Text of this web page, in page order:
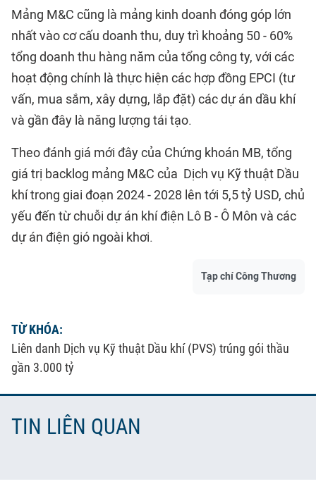
Mảng M&C cũng là mảng kinh doanh đóng góp lớn
nhất vào cơ cấu doanh thu, duy trì khoảng 50 - 60%
tổng doanh thu hàng năm của tổng công ty, với các
hoạt động chính là thực hiện các hợp đồng EPCI (tư
vấn, mua sắm, xây dựng, lắp đặt) các dự án dầu khí
và gần đây là năng lượng tái tạo.
Theo đánh giá mới đây của Chứng khoán MB, tổng
giá trị backlog mảng M&C của Dịch vụ Kỹ thuật Dầu
khí trong giai đoạn 2024 - 2028 lên tới 5,5 tỷ USD, chủ
yếu đến từ chuỗi dự án khí điện Lô B - Ô Môn và các
dự án điện gió ngoài khơi.
Tạp chí Công Thương
TỪ KHÓA:
Liên danh Dịch vụ Kỹ thuật Dầu khí (PVS) trúng gói thầu
gần 3.000 tỷ
TIN LIÊN QUAN